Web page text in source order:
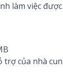
làm việc
trợ của nhà